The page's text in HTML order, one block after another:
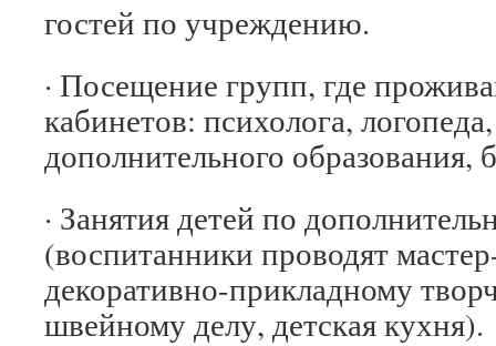
гостей по учреждению.
· Посещение групп, где
кабинетов: психолога,
дополнительного образования,
· Занятия детей по
(воспитанники проводят
декоративно-прикладному
швейному делу, детская кухня).